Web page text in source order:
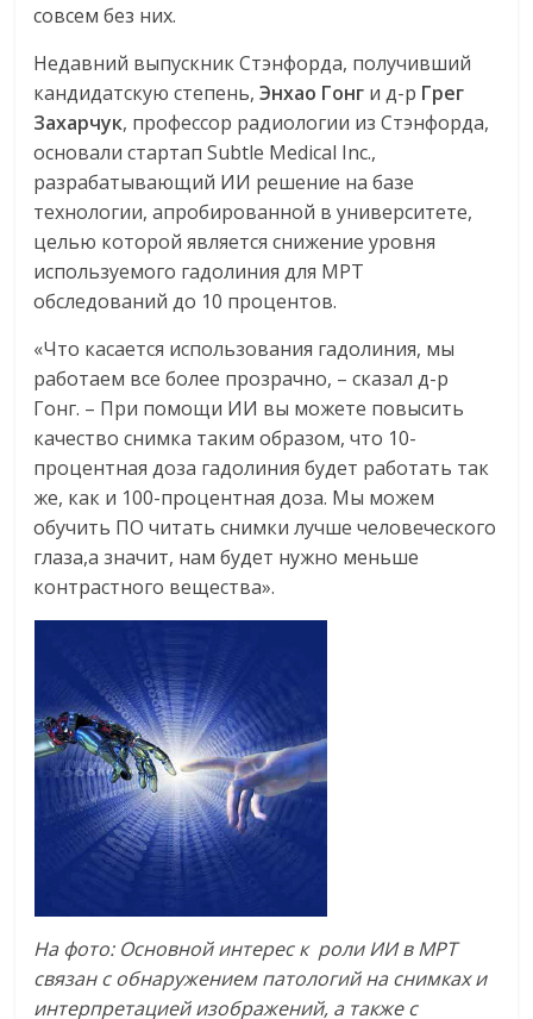
совсем без них.
Недавний выпускник Стэнфорда, получивший
кандидатскую степень,Энхао Гонг и д-р Грег
Захарчук, профессор радиологии из Стэнфорда,
основали стартап Subtle Medical Inc.,
разрабатывающий ИИ решение на базе
технологии, апробированной в университете,
целью которой является снижение уровня
используемого гадолиния для МРТ
обследований до 10 процентов.
«Что касается использования гадолиния, мы
работаем все более прозрачно, – сказал д-р
Гонг. – При помощи ИИ вы можете повысить
качество снимка таким образом, что 10-
процентная доза гадолиния будет работать так
же, как и 100-процентная доза. Мы можем
обучить ПО читать снимки лучше человеческого
глаза,а значит, нам будет нужно меньше
контрастного вещества».
На фото: Основной интерес к роли ИИ в МРТ
связан с обнаружением патологий на снимках и
интерпретацией изображений, а также с